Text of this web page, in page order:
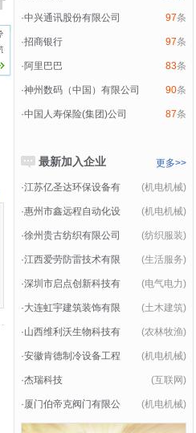
97条
·中兴通讯股份有限公司
97条
·招商银行
83条
·阿里巴巴
90条
·神州数码（中国）有限公司
87条
·中国人寿保险(集团)公司
最新加入企业 更多>>
(机电机械)
·江苏亿圣达环保设备有
(机电机械)
·惠州市鑫远程自动化设
(纺织服装)
·徐州贵古纺织有限公司
(生活服务)
·江西爱劳防雷技术有限
(电气电力)
·深圳市启点创新科技有
(土木建筑)
·大连虹宇建筑装饰有限
(农林牧渔)
·山西维利沃生物科技有
(机电机械)
·安徽肯德制冷设备工程
(互联网)
·杰瑞科技
(机电机械)
·厦门伯帝克阀门有限公